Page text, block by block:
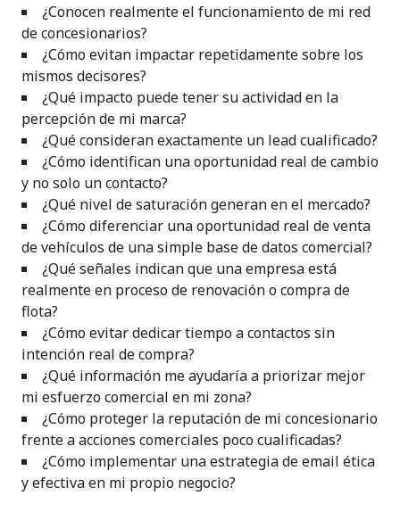
¿Conocen realmente el funcionamiento de mi red
de concesionarios?
¿Cómo evitan impactar repetidamente sobre los
mismos decisores?
¿Qué impacto puede tener su actividad en la
percepción de mi marca?
¿Qué consideran exactamente un lead cualificado?
¿Cómo identifican una oportunidad real de cambio
y no solo un contacto?
¿Qué nivel de saturación generan en el mercado?
¿Cómo diferenciar una oportunidad real de venta
de vehículos de una simple base de datos comercial?
¿Qué señales indican que una empresa está
realmente en proceso de renovación o compra de
flota?
¿Cómo evitar dedicar tiempo a contactos sin
intención real de compra?
¿Qué información me ayudaría a priorizar mejor
mi esfuerzo comercial en mi zona?
¿Cómo proteger la reputación de mi concesionario
frente a acciones comerciales poco cualificadas?
¿Cómo implementar una estrategia de email ética
y efectiva en mi propio negocio?